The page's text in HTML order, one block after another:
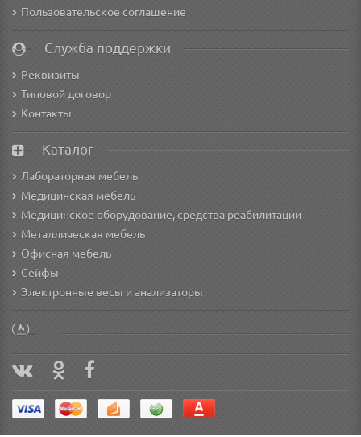
Пользовательское соглашение
Служба поддержки
Реквизиты
Типовой договор
Контакты
Каталог
Лабораторная мебель
Медицинская мебель
Медицинское оборудование, средства реабилитации
Металлическая мебель
Офисная мебель
Сейфы
Электронные весы и анализаторы